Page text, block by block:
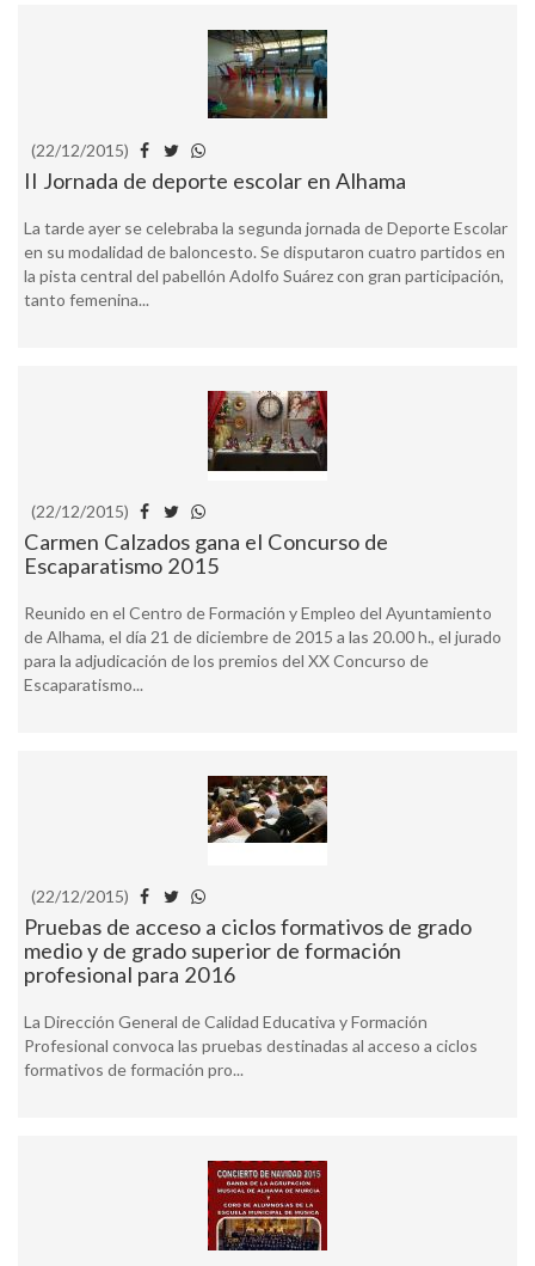
(22/12/2015)
II Jornada de deporte escolar en Alhama
La tarde ayer se celebraba la segunda jornada de Deporte Escolar
en su modalidad de baloncesto. Se disputaron cuatro partidos en
la pista central del pabellón Adolfo Suárez con gran participación,
tanto femenina...
(22/12/2015)
Carmen Calzados gana el Concurso de
Escaparatismo 2015
Reunido en el Centro de Formación y Empleo del Ayuntamiento
de Alhama, el día 21 de diciembre de 2015 a las 20.00 h., el jurado
para la adjudicación de los premios del XX Concurso de
Escaparatismo...
(22/12/2015)
Pruebas de acceso a ciclos formativos de grado
medio y de grado superior de formación
profesional para 2016
La Dirección General de Calidad Educativa y Formación
Profesional convoca las pruebas destinadas al acceso a ciclos
formativos de formación pro...